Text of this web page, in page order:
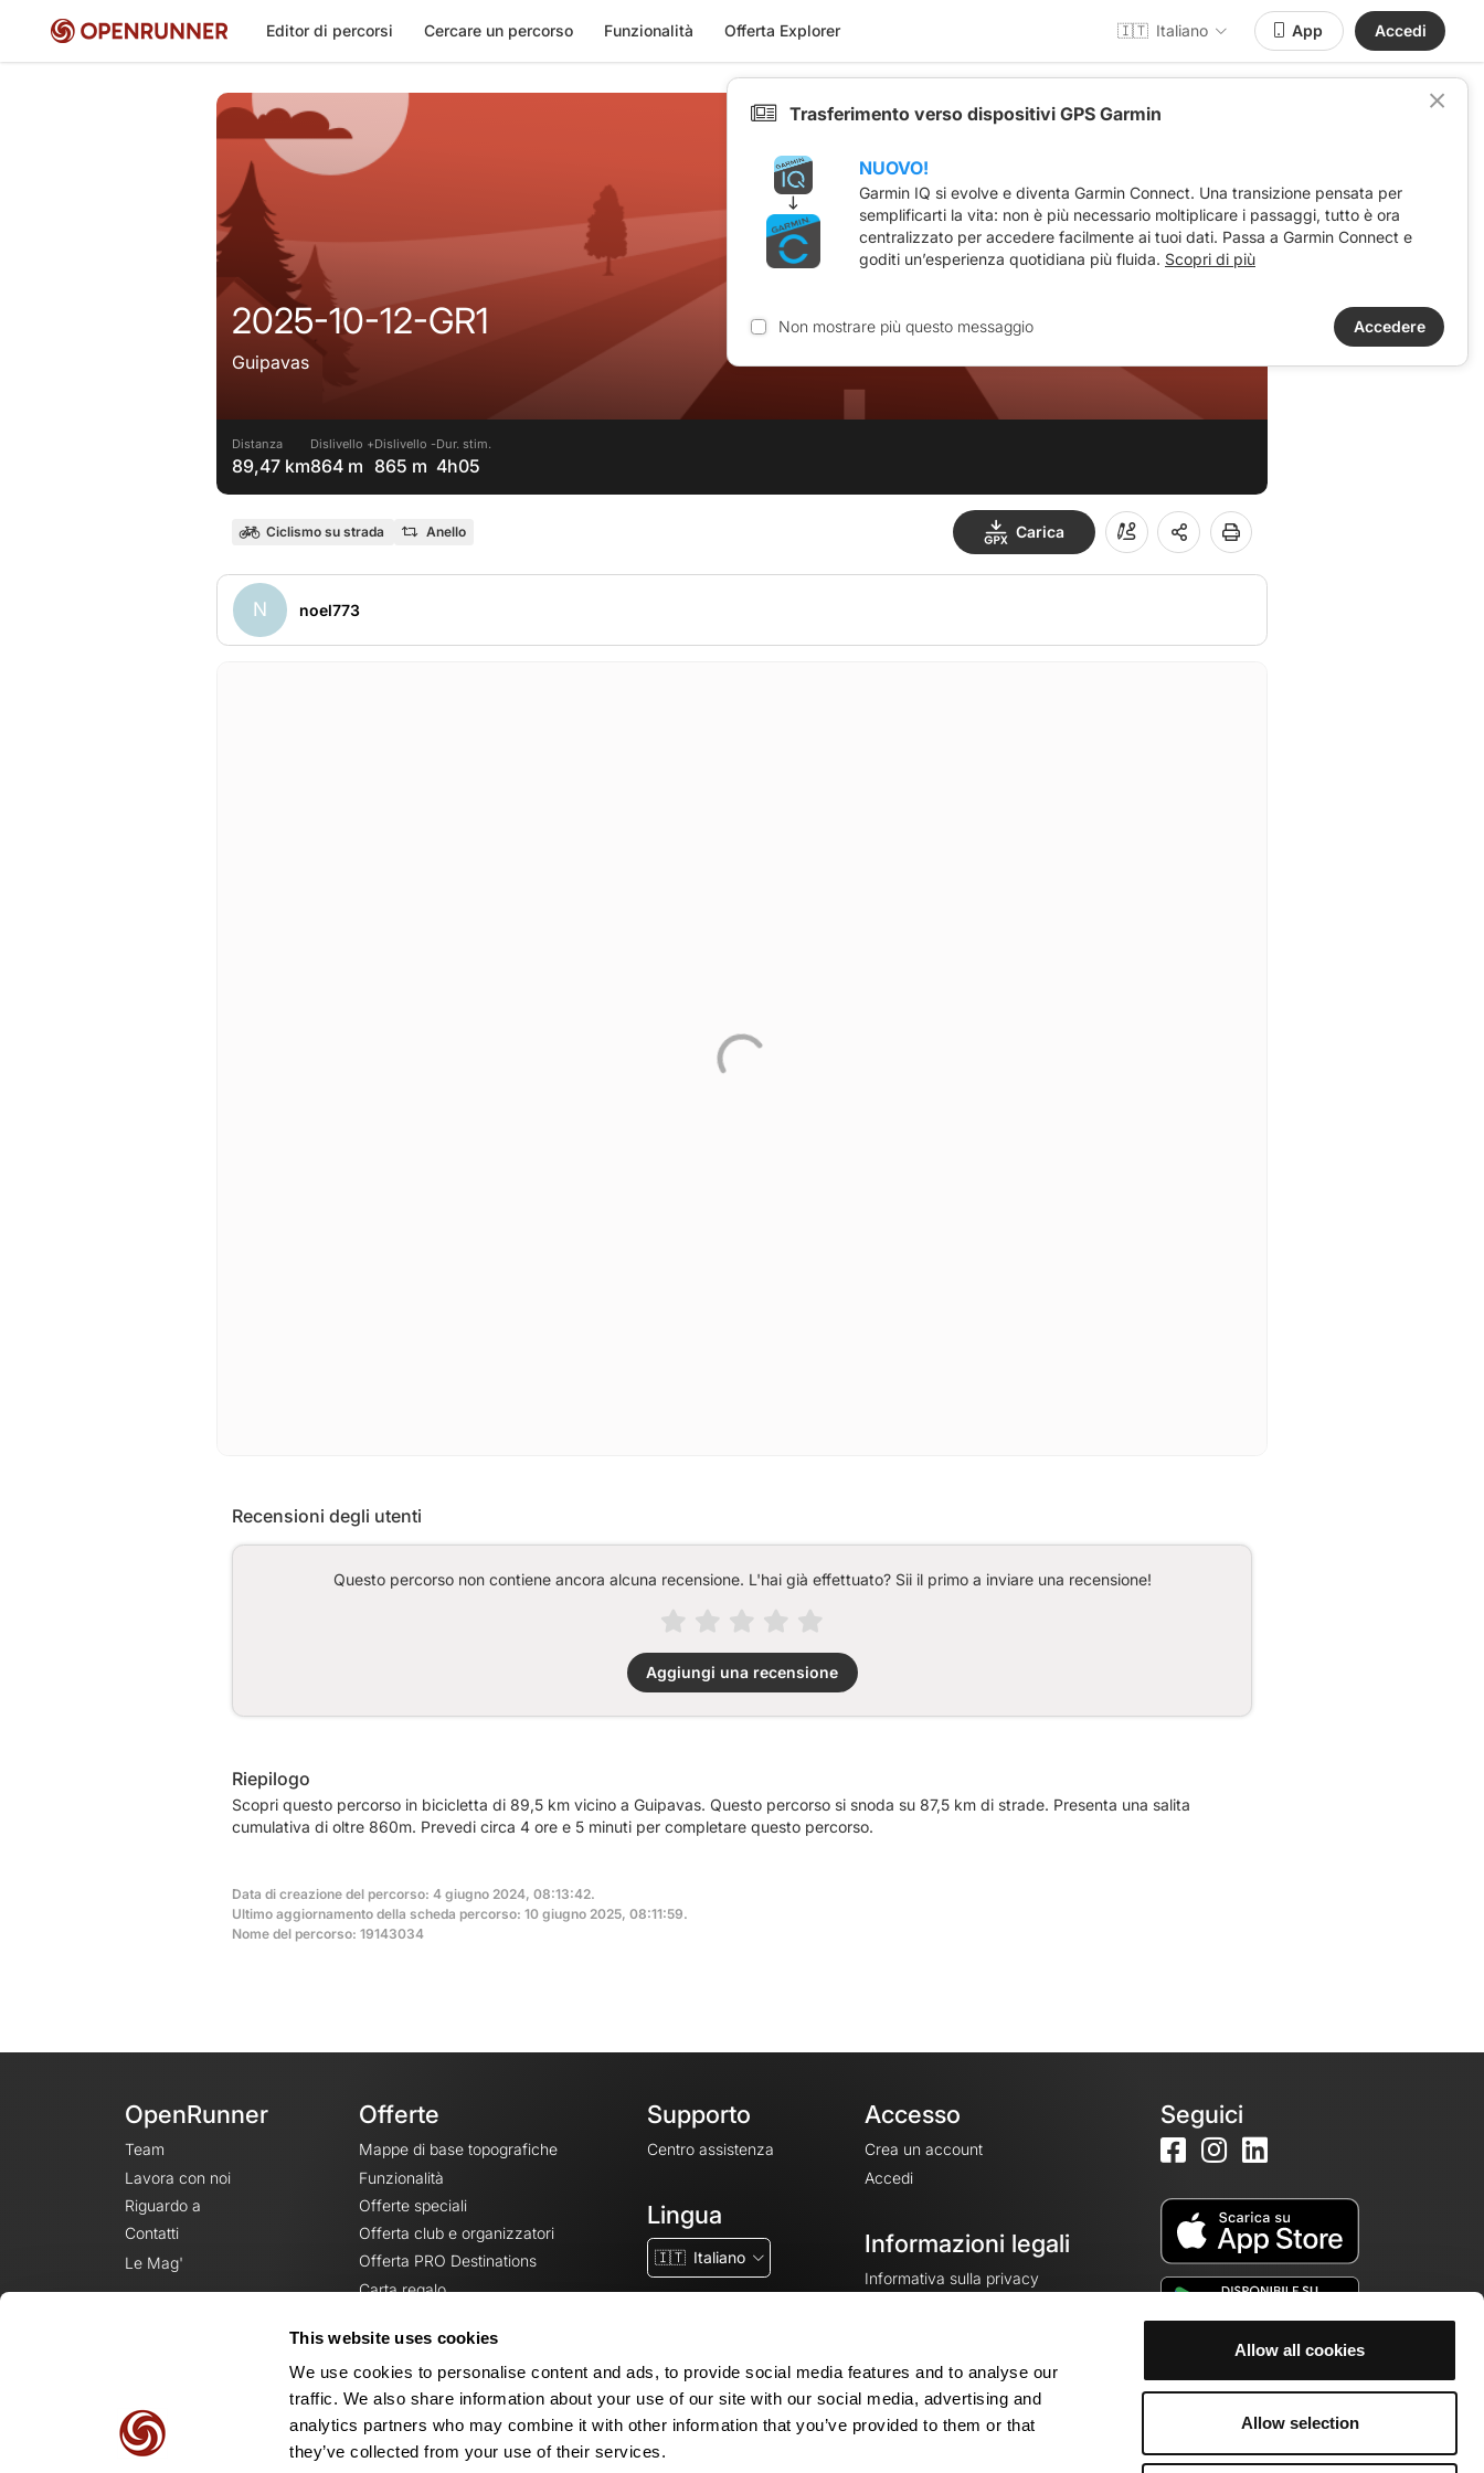
This website uses cookies
We use cookies to personalise content and ads, to provide social media features and to analyse our
traffic. We also share information about your use of our site with our social media, advertising and
analytics partners who may combine it with other information that you’ve provided to them or that
they’ve collected from your use of their services.
Allow all cookies
Allow selection
Editor di percorsi Cercare un percorso Funzionalità Offerta Explorer 🇮🇹 Italiano App Accedi
2025-10-12-GR1
Guipavas
Distanza
89,47 km
Dislivello +
864 m
Dislivello -
865 m
Dur. stim.
4h05
Ciclismo su strada Anello Carica
N noel773
Recensioni degli utenti
Questo percorso non contiene ancora alcuna recensione. L'hai già effettuato? Sii il primo a inviare una recensione!
Aggiungi una recensione
Riepilogo
Scopri questo percorso in bicicletta di 89,5 km vicino a Guipavas. Questo percorso si snoda su 87,5 km di strade. Presenta una salita
cumulativa di oltre 860m. Prevedi circa 4 ore e 5 minuti per completare questo percorso.
Data di creazione del percorso: 4 giugno 2024, 08:13:42.
Ultimo aggiornamento della scheda percorso: 10 giugno 2025, 08:11:59.
Nome del percorso: 19143034
OpenRunner
Team
Lavora con noi
Riguardo a
Contatti
Le Mag'
Offerte
Mappe di base topografiche
Funzionalità
Offerte speciali
Offerta club e organizzatori
Offerta PRO Destinations
Carta regalo
Supporto
Centro assistenza
Lingua
🇮🇹 Italiano
Accesso
Crea un account
Accedi
Informazioni legali
Informativa sulla privacy
Impostazioni dei cookie
Seguici
Trasferimento verso dispositivi GPS Garmin
NUOVO!
Garmin IQ si evolve e diventa Garmin Connect. Una transizione pensata per
semplificarti la vita: non è più necessario moltiplicare i passaggi, tutto è ora
centralizzato per accedere facilmente ai tuoi dati. Passa a Garmin Connect e
goditi un’esperienza quotidiana più fluida. Scopri di più
Non mostrare più questo messaggio Accedere